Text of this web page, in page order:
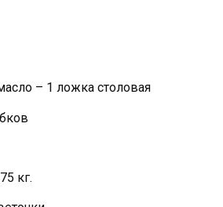
– 1 ложка столовая
кг.